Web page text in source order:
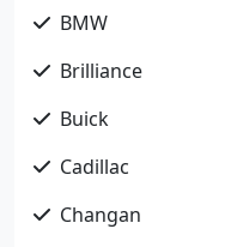
BMW
Brilliance
Buick
Cadillac
Changan